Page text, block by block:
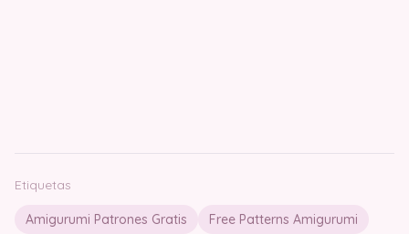
Etiquetas
Amigurumi Patrones Gratis Free Patterns Amigurumi